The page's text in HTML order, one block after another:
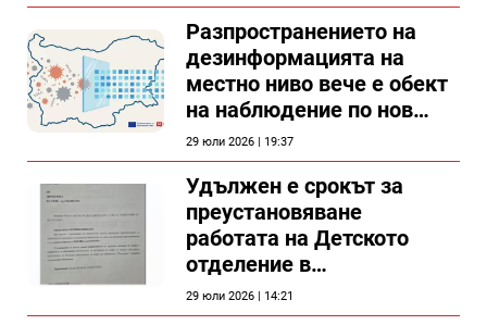
Разпространението на
дезинформацията на
местно ниво вече е обект
на наблюдение по нов
проект
29 юли 2026 | 19:37
Удължен е срокът за
преустановяване
работата на Детското
отделение в
силистренската болница
29 юли 2026 | 14:21